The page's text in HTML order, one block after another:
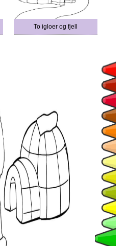
To igloer og fjell